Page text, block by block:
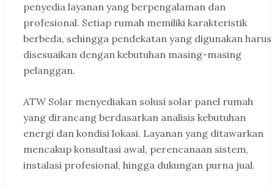
penyedia layanan yang berpengalaman dan
profesional. Setiap rumah memiliki karakteristik
berbeda, sehingga pendekatan yang digunakan harus
disesuaikan dengan kebutuhan masing-masing
pelanggan.
ATW Solar menyediakan solusi solar panel rumah
yang dirancang berdasarkan analisis kebutuhan
energi dan kondisi lokasi. Layanan yang ditawarkan
mencakup konsultasi awal, perencanaan sistem,
instalasi profesional, hingga dukungan purna jual.